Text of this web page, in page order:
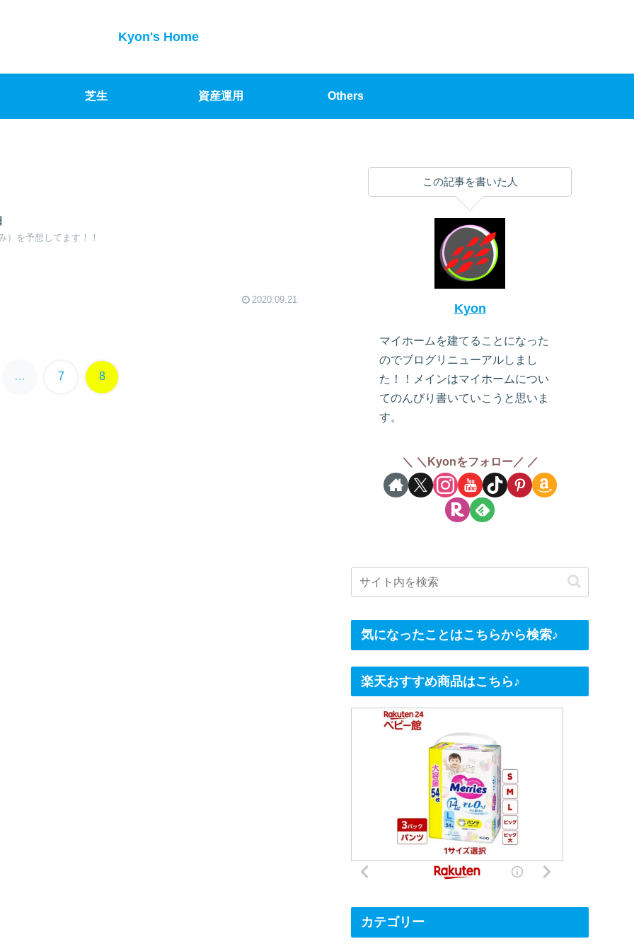
Kyon's Home
芝生 資産運用 Others
）を予想してます！！
2020.09.21
… 7 8
この記事を書いた人
Kyon
マイホームを建てることになった
のでブログリニューアルしまし
た！！メインはマイホームについ
てのんびり書いていこうと思いま
す。
＼Kyonをフォロー／
気になったことはこちらから検索♪
楽天おすすめ商品はこちら♪
カテゴリー